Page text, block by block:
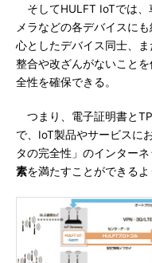
そしてHULFT IoTでは、
メラなどの各デバイスに
心としたデバイス同士、
整合や改ざんがないこと
全性を確保できる。
つまり、電子証明書と
で、IoT製品やサービスに
タの完全性」のインター
素を満たすことができるよ